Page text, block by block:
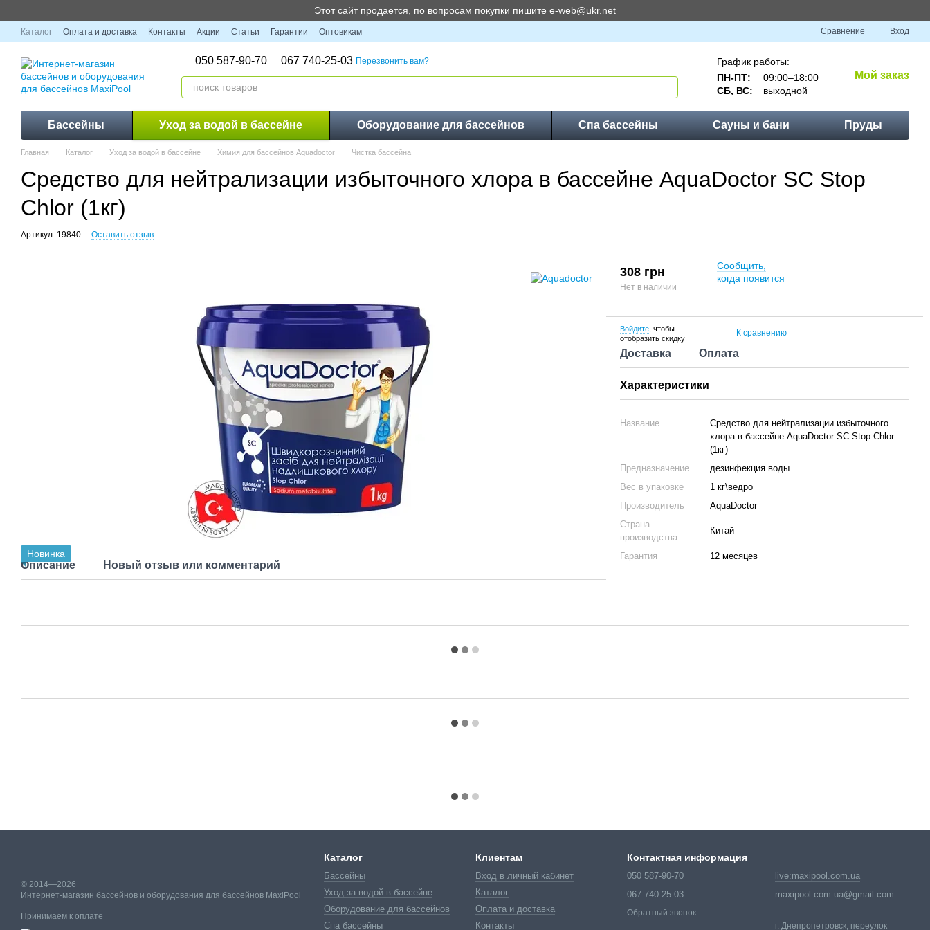
Этот сайт продается, по вопросам покупки пишите e-web@ukr.net
Каталог Оплата и доставка Контакты Акции Статьи Гарантии Оптовикам Сравнение Вход
050 587-90-70 067 740-25-03 Перезвонить вам?
График работы:
ПН-ПТ:
09:00–18:00
СБ, ВС:
выходной
Мой заказ
Бассейны Уход за водой в бассейне Оборудование для бассейнов Спа бассейны Сауны и бани Пруды
Главная Каталог Уход за водой в бассейне Химия для бассейнов Aquadoctor Чистка бассейна
Средство для нейтрализации избыточного хлора в бассейне AquaDoctor SC Stop
Chlor (1кг)
Артикул: 19840 Оставить отзыв
Новинка
Описание Новый отзыв или комментарий
308 грн
Нет в наличии
Сообщить,
когда появится
Войдите , чтобы
отобразить скидку
К сравнению
Доставка Оплата
Характеристики
Название
Средство для нейтрализации избыточного
хлора в бассейне AquaDoctor SC Stop Chlor
(1кг)
Предназначение
дезинфекция воды
Вес в упаковке
1 кг\ведро
Производитель
AquaDoctor
Страна
производства
Китай
Гарантия 12 месяцев
© 2014—2026
Интернет-магазин бассейнов и оборудования для бассейнов MaxiPool
Принимаем к оплате
Каталог
Бассейны
Уход за водой в бассейне
Оборудование для бассейнов
Спа бассейны
Клиентам
Вход в личный кабинет
Каталог
Оплата и доставка
Контакты
Контактная информация
050 587-90-70
067 740-25-03
Обратный звонок
live:maxipool.com.ua
maxipool.com.ua@gmail.com
г. Днепропетровск, переулок